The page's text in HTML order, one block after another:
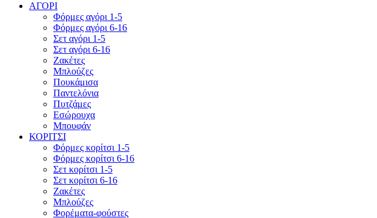
ΑΓΟΡΙ
Φόρμες αγόρι 1-5
Φόρμες αγόρι 6-16
Σετ αγόρι 1-5
Σετ αγόρι 6-16
Ζακέτες
Μπλούζες
Πουκάμισα
Παντελόνια
Πυτζάμες
Εσώρουχα
Μπουφάν
ΚΟΡΙΤΣΙ
Φόρμες κορίτσι 1-5
Φόρμες κορίτσι 6-16
Σετ κορίτσι 1-5
Σετ κορίτσι 6-16
Ζακέτες
Μπλούζες
Φορέματα-φούστες